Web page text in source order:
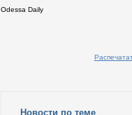
Odessa Daily
Новости по теме